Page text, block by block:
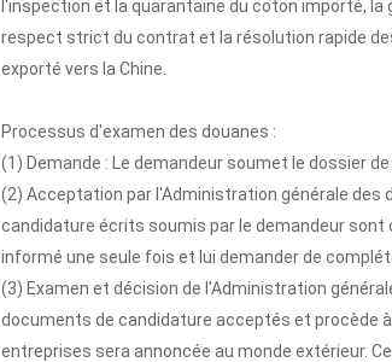
l'inspection et la quarantaine du coton importé,
respect strict du contrat et la résolution rapide
exporté vers la Chine.
Processus d'examen des douanes :
(1) Demande : Le demandeur soumet le dossier
(2) Acceptation par l'Administration générale des
candidature écrits soumis par le demandeur
informé une seule fois et lui demander de
(3) Examen et décision de l'Administration
documents de candidature acceptés et procède
entreprises sera annoncée au monde extérieur.